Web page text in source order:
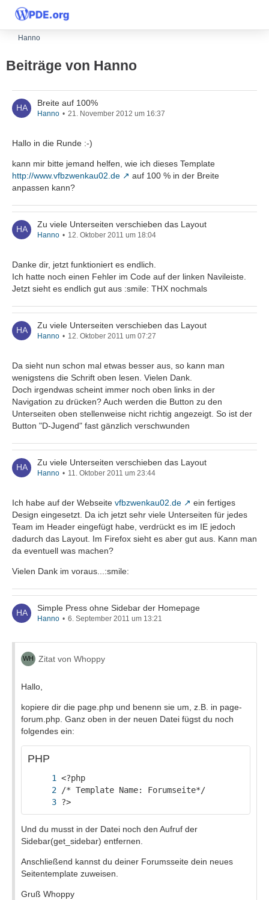
Hanno
Beiträge von Hanno
Breite auf 100%
Hanno 21. November 2012 um 16:37
Hallo in die Runde :-)
kann mir bitte jemand helfen, wie ich dieses Template
http://www.vfbzwenkau02.de
auf 100 % in der Breite
anpassen kann?
Zu viele Unterseiten verschieben das Layout
Hanno 12. Oktober 2011 um 18:04
Danke dir, jetzt funktioniert es endlich.
Ich hatte noch einen Fehler im Code auf der linken Navileiste.
Jetzt sieht es endlich gut aus :smile: THX nochmals
Zu viele Unterseiten verschieben das Layout
Hanno 12. Oktober 2011 um 07:27
Da sieht nun schon mal etwas besser aus, so kann man
wenigstens die Schrift oben lesen. Vielen Dank.
Doch irgendwas scheint immer noch oben links in der
Navigation zu drücken? Auch werden die Button zu den
Unterseiten oben stellenweise nicht richtig angezeigt. So ist der
Button "D-Jugend" fast gänzlich verschwunden
Zu viele Unterseiten verschieben das Layout
Hanno 11. Oktober 2011 um 23:44
Ich habe auf der Webseite vfbzwenkau02.de
ein fertiges
Design eingesetzt. Da ich jetzt sehr viele Unterseiten für jedes
Team im Header eingefügt habe, verdrückt es im IE jedoch
dadurch das Layout. Im Firefox sieht es aber gut aus. Kann man
da eventuell was machen?
Vielen Dank im voraus...:smile:
Simple Press ohne Sidebar der Homepage
Hanno 6. September 2011 um 13:21
Zitat von Whoppy
Hallo,
kopiere dir die page.php und benenn sie um, z.B. in page-
forum.php. Ganz oben in der neuen Datei fügst du noch
folgendes ein:
PHP
?>
Und du musst in der Datei noch den Aufruf der
Sidebar(get_sidebar) entfernen.
Anschließend kannst du deiner Forumsseite dein neues
Seitentemplate zuweisen.
Gruß Whoppy